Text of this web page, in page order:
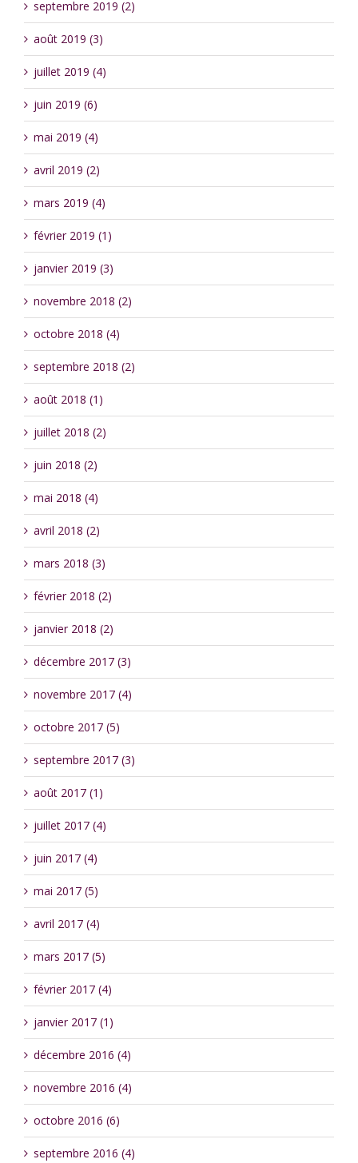
septembre 2019 (2)
août 2019 (3)
juillet 2019 (4)
juin 2019 (6)
mai 2019 (4)
avril 2019 (2)
mars 2019 (4)
février 2019 (1)
janvier 2019 (3)
novembre 2018 (2)
octobre 2018 (4)
septembre 2018 (2)
août 2018 (1)
juillet 2018 (2)
juin 2018 (2)
mai 2018 (4)
avril 2018 (2)
mars 2018 (3)
février 2018 (2)
janvier 2018 (2)
décembre 2017 (3)
novembre 2017 (4)
octobre 2017 (5)
septembre 2017 (3)
août 2017 (1)
juillet 2017 (4)
juin 2017 (4)
mai 2017 (5)
avril 2017 (4)
mars 2017 (5)
février 2017 (4)
janvier 2017 (1)
décembre 2016 (4)
novembre 2016 (4)
octobre 2016 (6)
septembre 2016 (4)